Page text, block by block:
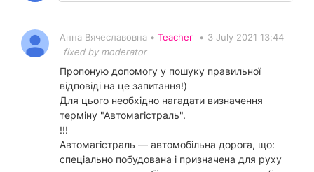
Анна Вячеславовна • Teacher • 3 July 2021 13:44
fixed by moderator
Пропоную допомогу у пошуку правильної
відповіді на це запитання!)
Для цього необхідно нагадати визначення
терміну "Автомагістраль".
!!!
Автомагістраль — автомобільна дорога, що:
спеціально побудована і призначена для руху